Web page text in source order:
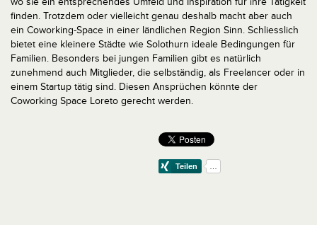
finden. Trotzdem oder vielleicht genau deshalb macht aber auch
ein Coworking-Space in einer ländlichen Region Sinn. Schliesslich
bietet eine kleinere Städte wie Solothurn ideale Bedingungen für
Familien. Besonders bei jungen Familien gibt es natürlich
zunehmend auch Mitglieder, die selbständig, als Freelancer oder in
einem Startup tätig sind. Diesen Ansprüchen könnte der
Coworking Space Loreto gerecht werden.